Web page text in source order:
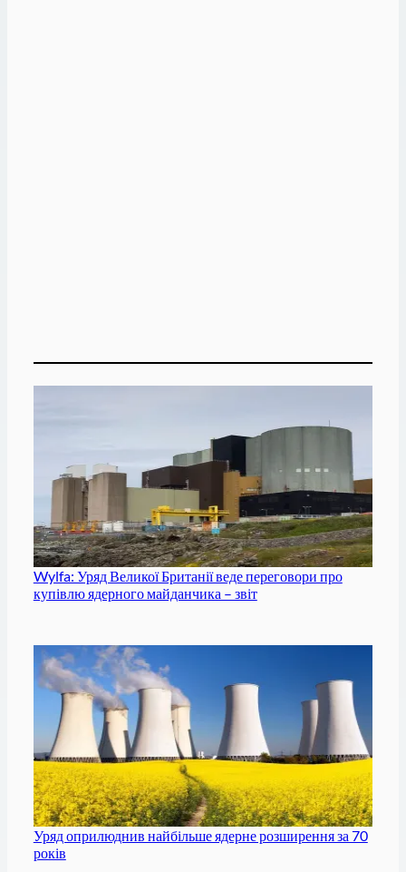
Wylfa: Уряд Великої Британії веде переговори про
купівлю ядерного майданчика – звіт
Уряд оприлюднив найбільше ядерне розширення за 70
років